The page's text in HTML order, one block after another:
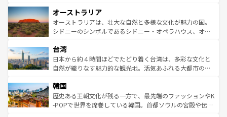
部のニューオーリンズでは、音楽と美食が融合した独特の
文化が魅力。旅行者はアメリカの各地域で異なる魅力を楽
しみながら、その多様性と豊かな歴史を感じることができ
ならではの贅沢な旅のスタイルだ。 なお、新着のアメリカ
情報はコンテンツ一覧を参照してほしい。
ワイ島は見逃せない。また、定番の観光地といえばオアフ
島だが、静かな自然を求めるならマウイ島やカウアイ島が
おすすめ。エメラルドグリーンに輝く海をはじめ、豊かな
れるおもてなしの心で訪れる人々を迎えてくれるハワイの
人々、おいしいローカルフードやハワイアンミュージッ
ク、伝統的なフラダンスなど、すべてがハワイの魅力を彩
ワイを、存分に味わってほしい。 なお、新着のハワイ情報
はコンテンツ一覧を参照してほしい。
オーストラリア
オーストラリアは、壮大な自然と多様な文化が魅力の国。
シドニーのシンボルであるシドニー・オペラハウス、オー
リアリーフや大陸中央部にそびえるウルル（エアーズロッ
ク）、タスマニアの美しい原生林やケアンズの熱帯雨林な
ど、見どころがたくさん。また、カフェやワイン、オージ
いる。アクティビティも充実しており、サーフィンやダイ
ビング、ハイキングなど、アウトドア好きにはたまらな
い。オーストラリアの多彩な魅力を存分に味わいつくそ
台湾
日本から約４時間ほどでたどり着く台湾は、多彩な文化と
自然が織りなす魅力的な観光地。活気あふれる大都市の台
ン）、静ひつな山岳地帯である台湾東部など、都市の喧騒
と山間の静けさが共存しており、訪れる人に新しい発見と
驚きをもたらしてくれる。また、奥深い台湾の食文化も魅
韓国
歴史ある王朝文化が残る一方で、最先端のファッションやK
-POPで世界を席巻している韓国。首都ソウルの宮殿や伝統